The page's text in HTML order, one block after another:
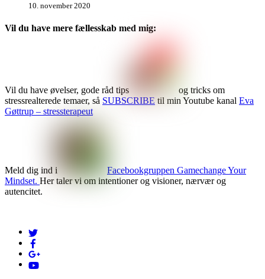
10. november 2020
Vil du have mere fællesskab med mig:
Vil du have øvelser, gode råd tips
og tricks om
stressrealterede temaer, så SUBSCRIBE til min Youtube kanal Eva
Gøttrup – stressterapeut
Meld dig ind i
Facebookgruppen Gamechange Your
Mindset. Her taler vi om intentioner og visioner, nærvær og
autencitet.